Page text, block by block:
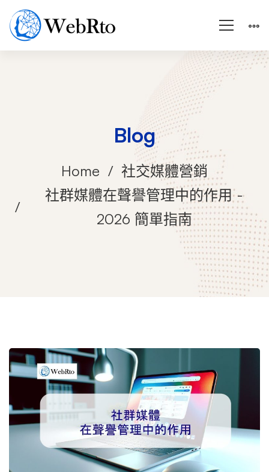
Blog
Home
社交媒體營銷
社群媒體在聲譽管理中的作用 -
2026 簡單指南
社
群